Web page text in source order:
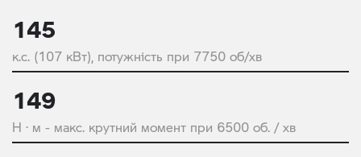
145
к.с. (107 кВт), потужність при 7750 об/хв
149
Н · м - макс. крутний момент при 6500 об. / хв